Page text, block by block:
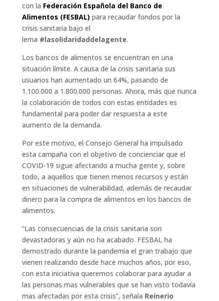
con la Federación Española del Banco de
Alimentos (FESBAL) para recaudar fondos por la
crisis sanitaria bajo el
lema #lasolidaridaddelagente.
Los bancos de alimentos se encuentran en una
situación límite. A causa de la crisis sanitaria sus
usuarios han aumentado un 64%, pasando de
1.100.000 a 1.800.000 personas. Ahora, más que nunca
la colaboración de todos con estas entidades es
fundamental para poder dar respuesta a este
aumento de la demanda.
Por este motivo, el Consejo General ha impulsado
esta campaña con el objetivo de concienciar que el
COVID-19 sigue afectando a mucha gente y, sobre
todo, a aquellos que tienen menos recursos y están
en situaciones de vulnerabilidad, además de recaudar
dinero para la compra de alimentos en los bancos de
alimentos.
“Las consecuencias de la crisis sanitaria son
devastadoras y aún no ha acabado. FESBAL ha
demostrado durante la pandemia el gran trabajo que
vienen realizando desde hace muchos años, por eso,
con esta iniciativa queremos colaborar para ayudar a
las personas mas vulnerables que se han visto todavía
mas afectadas por esta crisis”, señala Reinerio